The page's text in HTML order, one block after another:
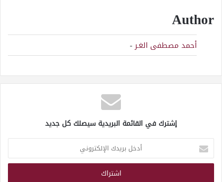
Author
أحمد مصطفى الغـر -
إشترك في القائمة البريدية سيصلك كل جديد
أدخل
بريدك
الإلكتروني